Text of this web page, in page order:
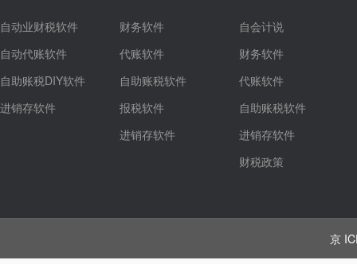
自动业财税软件
自动代账软件
自助账税DIY软件
进销存软件
财务软件
代账软件
自助账税软件
报税软件
进销存软件
自会计说
财务软件
代账软件
自助账税软件
进销存软件
财税政策
京